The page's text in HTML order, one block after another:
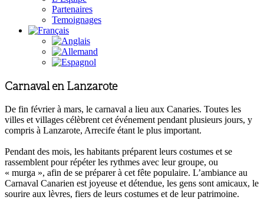
Partenaires
Temoignages
Carnaval en Lanzarote
De fin février à mars, le carnaval a lieu aux Canaries. Toutes les
villes et villages célèbrent cet événement pendant plusieurs jours, y
compris à Lanzarote, Arrecife étant le plus important.
Pendant des mois, les habitants préparent leurs costumes et se
rassemblent pour répéter les rythmes avec leur groupe, ou
« murga », afin de se préparer à cet fête populaire. L’ambiance au
Carnaval Canarien est joyeuse et détendue, les gens sont amicaux, le
sourire aux lèvres, fiers de leurs costumes et de leur patrimoine.